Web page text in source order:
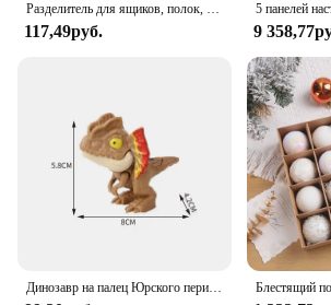
Разделитель для ящиков, полок, розовый, 32*7 см, 4 шт
117,49руб. 9
Динозавр на палец Юрского периода, трицератопс, искусственные игрушки для детей, креативные динозавры на палец, Интерактивная игрушка, подарок для мальчика